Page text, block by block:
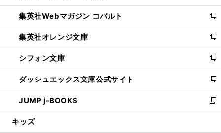
開
く
ウ
で
開
く
ン
ド
ウ
で
開
く
ウ
ィ
ン
ド
ウ
で
開
く
集英社Webマガジン コバルト
新
し
い
ウ
ィ
ン
ド
ウ
で
開
集英社オレンジ文庫
新
し
い
ウ
ィ
ン
ド
ウ
シフォン文庫
新
し
い
ウ
ィ
ン
ダッシュエックス文庫公式サイト
新
し
い
ウ
JUMP j-BOOKS
新
し
キッズ